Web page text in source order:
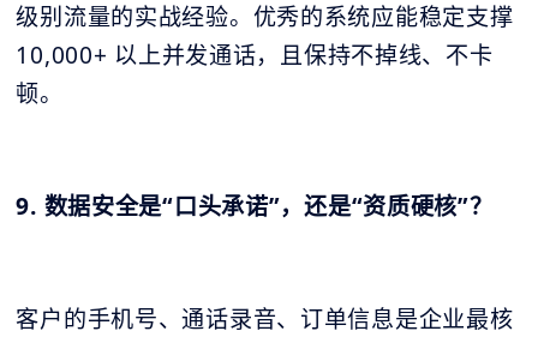
级别流量的实战经验。优秀的系统应能稳定支撑
10,000+ 以上并发通话，且保持不掉线、不卡
顿。
9. 数据安全是“口头承诺”，还是“资质硬核”？
客户的手机号、通话录音、订单信息是企业最核